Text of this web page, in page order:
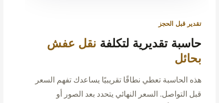
تقدير قبل الحجز
حاسبة تقديرية لتكلفة نقل عفش
بحائل
هذه الحاسبة تعطي نطاقًا تقريبيًا يساعدك تفهم السعر
قبل التواصل. السعر النهائي يتحدد بعد الصور أو